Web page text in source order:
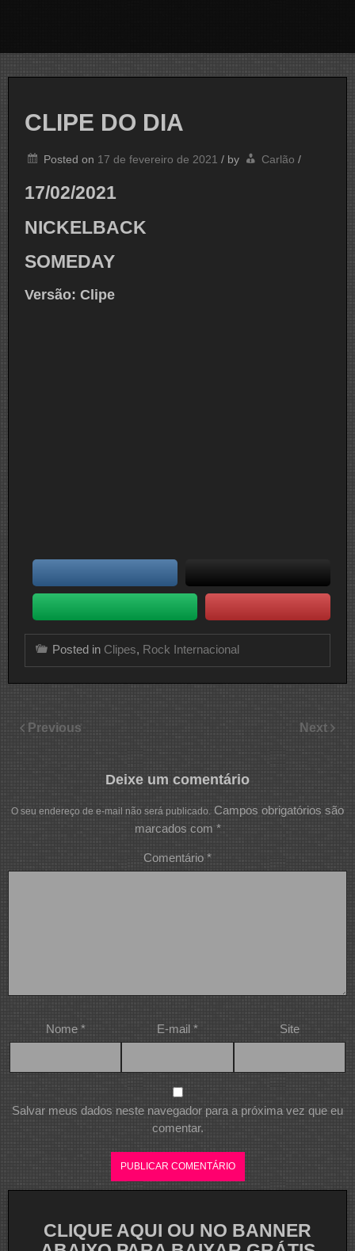
CLIPE DO DIA
Posted on 17 de fevereiro de 2021 / by Carlão /
17/02/2021
NICKELBACK
SOMEDAY
Versão: Clipe
Posted in Clipes, Rock Internacional
Previous Next
Deixe um comentário
O seu endereço de e-mail não será publicado. Campos obrigatórios são
marcados com *
Comentário *
Nome * E-mail * Site
Salvar meus dados neste navegador para a próxima vez que eu
comentar.
CLIQUE AQUI OU NO BANNER